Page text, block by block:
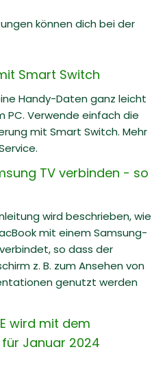
können dich bei der
Smart Switch
Handy-Daten ganz leicht
PC. Verwende einfach die
mit Smart Switch. Mehr
TV verbinden - so
wird beschrieben, wie
mit einem Samsung-
so dass der
z. B. zum Ansehen von
genutzt werden
wird mit dem
Januar 2024